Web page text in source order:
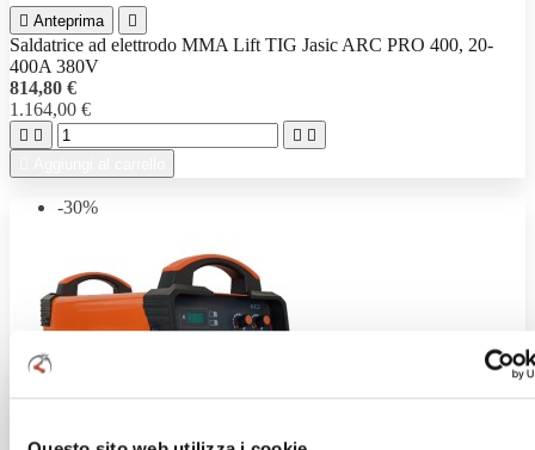
 Anteprima 
Saldatrice ad elettrodo MMA Lift TIG Jasic ARC PRO 400, 20-
400A 380V
814,80 €
1.164,00 €
   
-30%